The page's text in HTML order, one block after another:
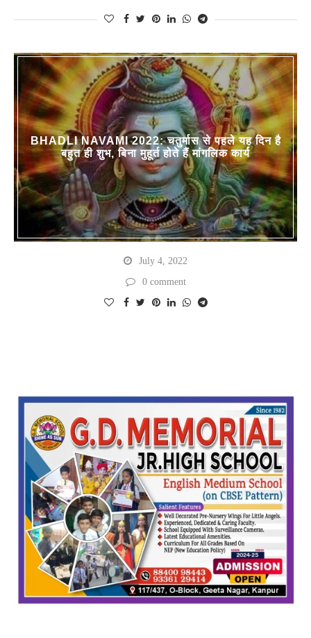
BHADLI NAVAMI 2022: चतुर्मास से पहले यह दिन है
बहुत ही शुभ, बिना मुहूर्त होते हैं मांगलिक कार्य
July 4, 2022
0 comment